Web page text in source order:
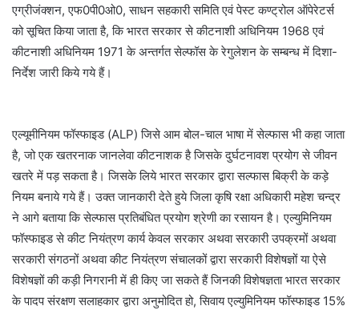
एग्रीजंक्शन, एफ0पी0ओ0, साधन सहकारी समिति एवं पेस्ट कण्ट्रोल ऑपेरेटर्स
को सूचित किया जाता है, कि भारत सरकार से कीटनाशी अधिनियम 1968 एवं
कीटनाशी अधिनियम 1971 के अन्तर्गत सेल्फॉस के रेगुलेशन के सम्बन्ध में दिशा-
निर्देश जारी किये गये हैं।
एल्यूमीनियम फॉस्फाइड (ALP) जिसे आम बोल-चाल भाषा में सेल्फास भी कहा जाता
है, जो एक खतरनाक जानलेवा कीटनाशक है जिसके दुर्घटनावश प्रयोग से जीवन
खतरे में पड़ सकता है। जिसके लिये भारत सरकार द्वारा सल्फास बिक्री के कड़े
नियम बनाये गये हैं। उक्त जानकारी देते हुये जिला कृषि रक्षा अधिकारी महेश चन्द्र
ने आगे बताया कि सेल्फास प्रतिबंधित प्रयोग श्रेणी का रसायन है। एल्युमिनियम
फॉस्फाइड से कीट नियंत्रण कार्य केवल सरकार अथवा सरकारी उपक्रमों अथवा
सरकारी संगठनों अथवा कीट नियंत्रण संचालकों द्वारा सरकारी विशेषज्ञों या ऐसे
विशेषज्ञों की कड़ी निगरानी में ही किए जा सकते हैं जिनकी विशेषज्ञता भारत सरकार
के पादप संरक्षण सलाहकार द्वारा अनुमोदित हो, सिवाय एल्युमिनियम फॉस्फाइड 15%